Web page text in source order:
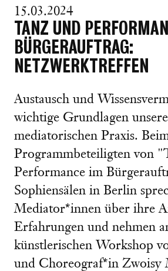
15.03.2024
TANZ UND
BÜRGERAUFTRAG:
NETZWERKTREFFEN
Austausch und
wichtige Grundlagen
mediatorischen Praxis.
Programmbeteiligten von
Performance im
Sophiensälen in Berlin
Mediator*innen über ihre
Erfahrungen und nehmen
künstlerischen Workshop
und Choreograf*in Zwoisy